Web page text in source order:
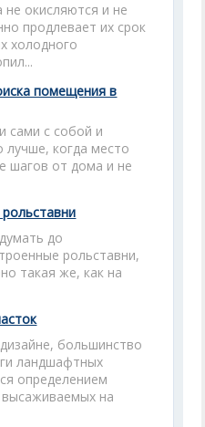
не окисляются и не
продлевает их срок
холодного
помещения в
сами с собой и
лучше, когда место
шагов от дома и не
до
рольставни,
такая же, как на
большинство
ландшафтных
определением
на